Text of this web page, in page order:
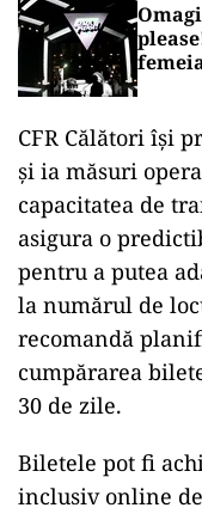
CFR Călători își
și ia măsuri
capacitatea de
asigura o
pentru a putea
la numărul de
recomandă
cumpărarea
30 de zile.
Biletele pot fi
inclusiv online